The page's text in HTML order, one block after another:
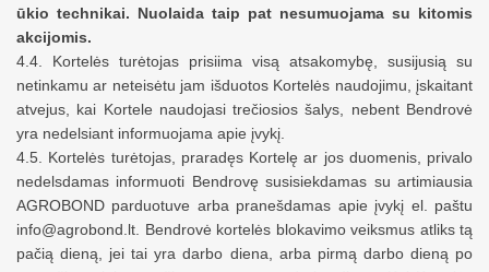
ūkio technikai. Nuolaida taip pat nesumuojama su kitomis
akcijomis.
4.4. Kortelės turėtojas prisiima visą atsakomybę, susijusią su
netinkamu ar neteisėtu jam išduotos Kortelės naudojimu, įskaitant
atvejus, kai Kortele naudojasi trečiosios šalys, nebentBendrovė
yra nedelsiant informuojama apie įvykį
4.5. Kortelės turėtojas, praradęs Kortelę ar jos duomenis, privalo
nedelsdamas informuoti Bendrovę susisiekdamas su artimiausia
AGROBOND parduotuve arba pranešdamas apie įvykį el. paštu
info@agrobond.lt. Bendrovė kortelės blokavimo veiksmus atliks tą
pačią dieną, jei tai yra darbo diena, arba pirmą darbo dieną po